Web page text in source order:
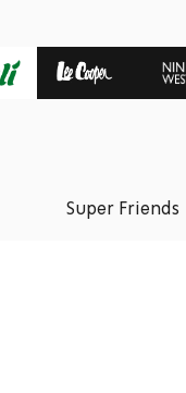
Super Friends